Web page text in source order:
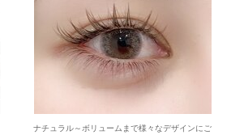
ナチュラル～ボリュームまで様々なデザインにご